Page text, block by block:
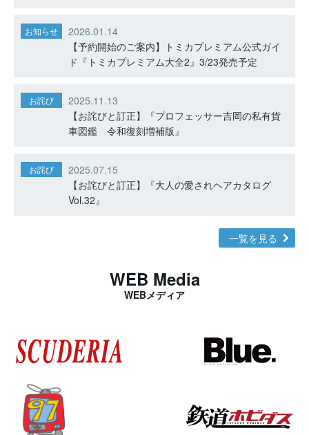
お知らせ
2026.01.14
【予約開始のご案内】トミカプレミアム公式ガイ
ド『トミカプレミアム大全2』3/23発売予定
お詫び
2025.11.13
【お詫びと訂正】『プロフェッサー吉岡の私有貨
車図鑑 令和復刻増補版』
お詫び
2025.07.15
【お詫びと訂正】『大人の愛されヘアカタログ
Vol.32』
一覧を見る
WEB Media
WEBメディア